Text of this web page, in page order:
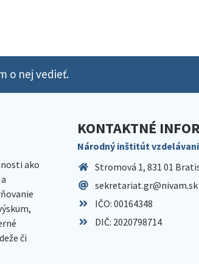
o nej vedieť.
ako
či
KONTAKTNÉ
Národný inštitút
Stromová 1, 831 01
sekretariat.gr@nivam.sk
IČO: 00164348
DIČ: 2020798714